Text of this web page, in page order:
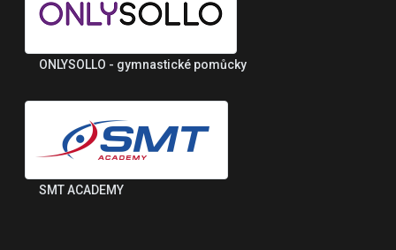
ONLYSOLLO - gymnastické pomůcky
SMT ACADEMY